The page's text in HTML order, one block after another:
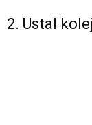
2. Ustal